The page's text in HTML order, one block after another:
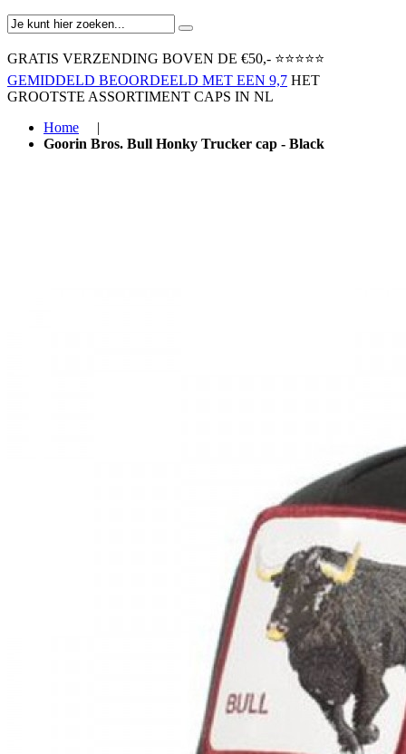
GRATIS VERZENDING BOVEN ​DE €50,-​ ⭐⭐⭐⭐⭐
GEMIDDELD BEOORDEELD MET EEN 9,7 HET
GROOTSTE ASSORTIMENT CAPS IN NL
Home
|
Goorin Bros. Bull Honky Trucker cap - Black